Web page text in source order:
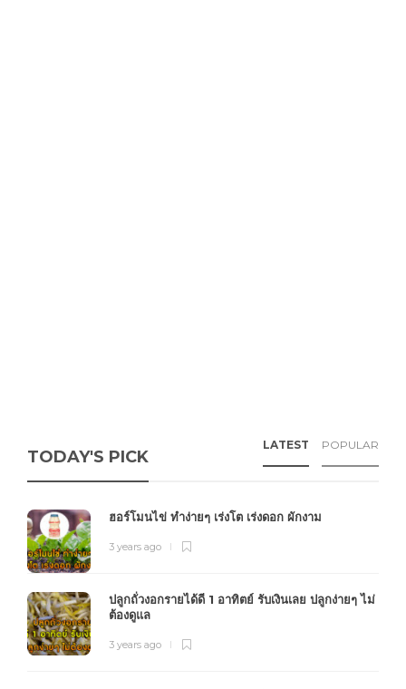
TODAY'S PICK
LATEST POPULAR
ฮอร์โมนไข่ ทำง่ายๆ เร่งโต เร่งดอก ผักงาม
3 years ago
ปลูกถั่วงอกรายได้ดี 1 อาทิตย์ รับเงินเลย ปลูกง่ายๆ ไม่
ต้องดูแล
3 years ago